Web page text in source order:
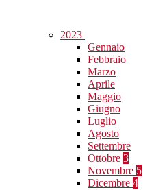
2023
Gennaio
Febbraio
Marzo
Aprile
Maggio
Giugno
Luglio
Agosto
Settembre
Ottobre 3
Novembre 5
Dicembre 4